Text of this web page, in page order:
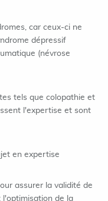
car ceux-ci ne
dépressif
(névrose
tels que colopathie et
l'expertise et sont
en expertise
assurer la validité de
l'optimisation de la